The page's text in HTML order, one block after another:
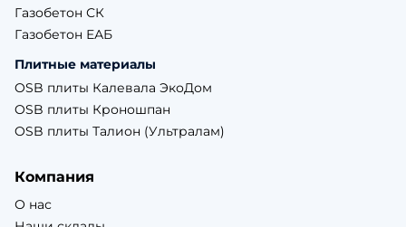
Газобетон СК
Газобетон ЕАБ
Плитные материалы
OSB плиты Калевала ЭкоДом
OSB плиты Кроношпан
OSB плиты Талион (Ультралам)
Компания
О нас